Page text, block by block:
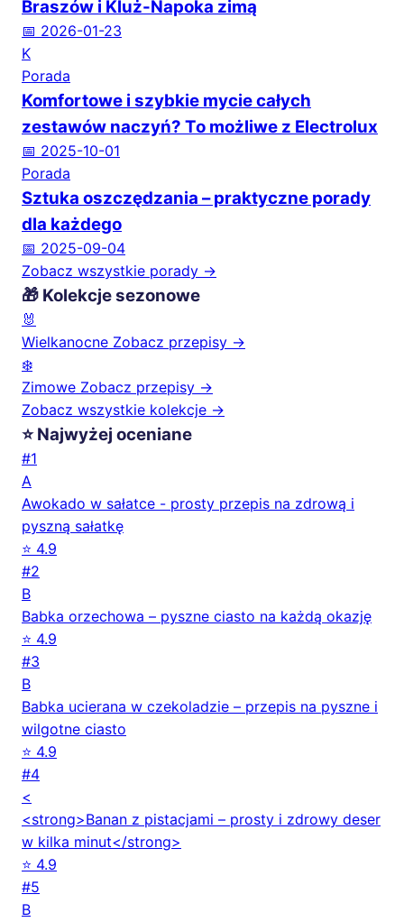
Braszów i Kluż-Napoka zimą
📅 2026-01-23
K
Porada
Komfortowe i szybkie mycie całych
zestawów naczyń? To możliwe z Electrolux
📅 2025-10-01
Porada
Sztuka oszczędzania – praktyczne porady
dla każdego
📅 2025-09-04
Zobacz wszystkie porady →
🎁 Kolekcje sezonowe
🐰
Wielkanocne Zobacz przepisy →
❄️
Zimowe Zobacz przepisy →
Zobacz wszystkie kolekcje →
⭐ Najwyżej oceniane
#1
A
Awokado w sałatce - prosty przepis na zdrową i
pyszną sałatkę
⭐ 4.9
#2
B
Babka orzechowa – pyszne ciasto na każdą okazję
⭐ 4.9
#3
B
Babka ucierana w czekoladzie – przepis na pyszne i
wilgotne ciasto
⭐ 4.9
#4
<
<strong>Banan z pistacjami – prosty i zdrowy deser
w kilka minut</strong>
⭐ 4.9
#5
B